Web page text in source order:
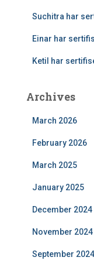
Suchitra har
Einar har
Ketil har
Archives
March 2026
February 2026
March 2025
January 2025
December 2024
November 2024
September 2024